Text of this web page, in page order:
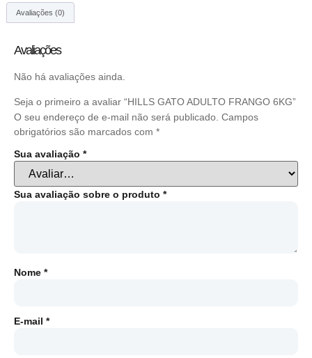
Avaliações (0)
Avaliações
Não há avaliações ainda.
Seja o primeiro a avaliar “HILLS GATO ADULTO FRANGO 6KG”
O seu endereço de e-mail não será publicado. Campos
obrigatórios são marcados com *
Sua avaliação *
Sua avaliação sobre o produto *
Nome *
E-mail *